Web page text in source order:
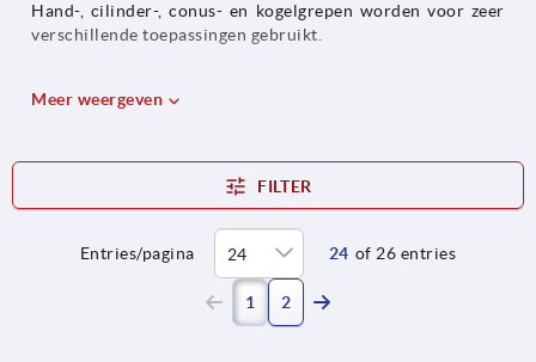
Hand-, cilinder-, conus- en kogelgrepen worden voor zeer
verschillende toepassingen gebruikt.
Meer weergeven
FILTER
Entries/pagina 24 of 26 entries
1 (current)
2